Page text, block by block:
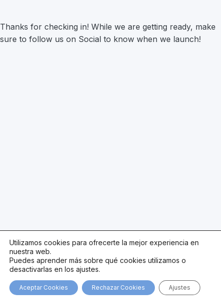
Thanks for checking in! While we are getting ready, make
sure to follow us on Social to know when we launch!
Utilizamos cookies para ofrecerte la mejor experiencia en
nuestra web.
Puedes aprender más sobre qué cookies utilizamos o
desactivarlas en los ajustes.
Aceptar Cookies Rechazar Cookies Ajustes